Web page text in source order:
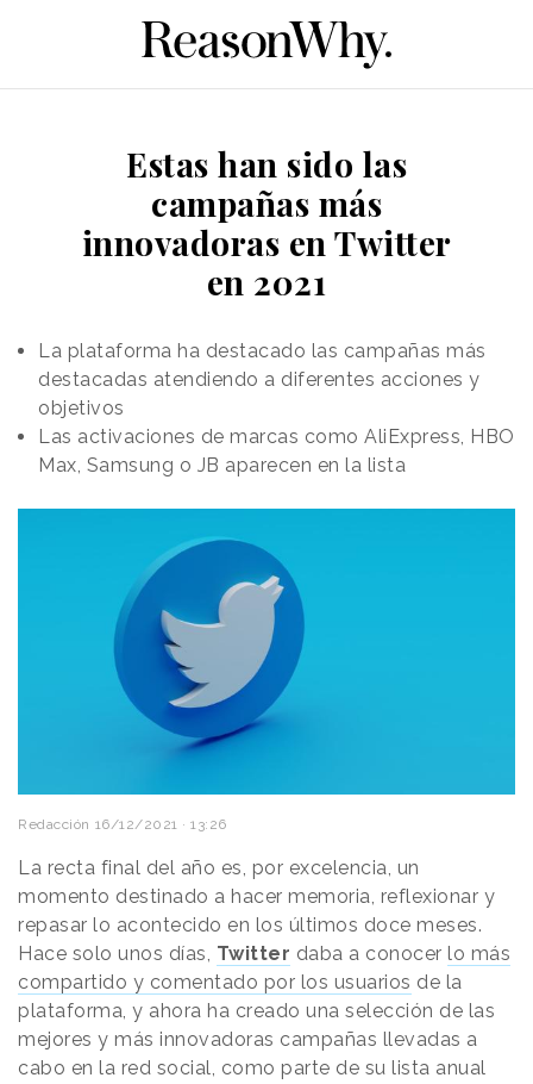
Estas han sido las
campañas más
innovadoras en Twitter
en 2021
La plataforma ha destacado las campañas más
destacadas atendiendo a diferentes acciones y
objetivos
Las activaciones de marcas como AliExpress, HBO
Max, Samsung o JB aparecen en la lista
Redacción 16/12/2021 · 13:26
La recta final del año es, por excelencia, un
momento destinado a hacer memoria, reflexionar y
repasar lo acontecido en los últimos doce meses.
Hace solo unos días, Twitter daba a conocer lo más
compartido y comentado por los usuarios de la
plataforma, y ahora ha creado una selección de las
mejores y más innovadoras campañas llevadas a
cabo en la red social, como parte de su lista anual